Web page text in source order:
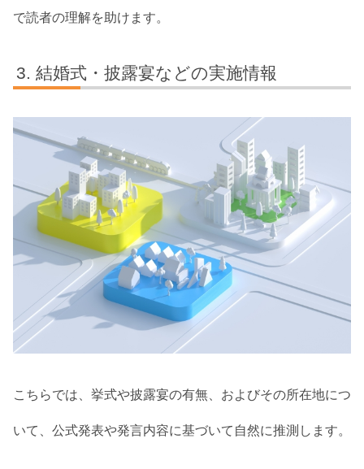
で読者の理解を助けます。
結婚式・披露宴などの実施情報
こちらでは、挙式や披露宴の有無、およびその所在地につ
いて、公式発表や発言内容に基づいて自然に推測します。